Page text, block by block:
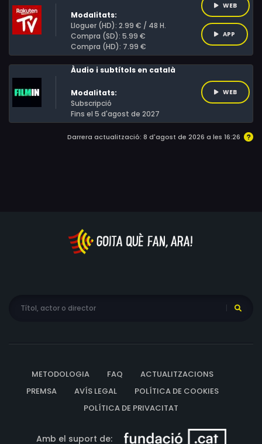
Modalitats:
Lloguer (HD): 2.99 € / 48 H.
Compra (SD): 5.99 €
Compra (HD): 7.99 €
WEB
APP
Àudio i subtítols en català
Modalitats:
Subscripció
Fins el 5 d'agost de 2027
WEB
Darrera actualització: 8 d'agost de 2026 a les 16:26
METODOLOGIA FAQ
ACTUALITZACIONS
PREMSA
AVÍS LEGAL
POLÍTICA DE COOKIES
POLÍTICA DE PRIVACITAT
Amb el suport de: